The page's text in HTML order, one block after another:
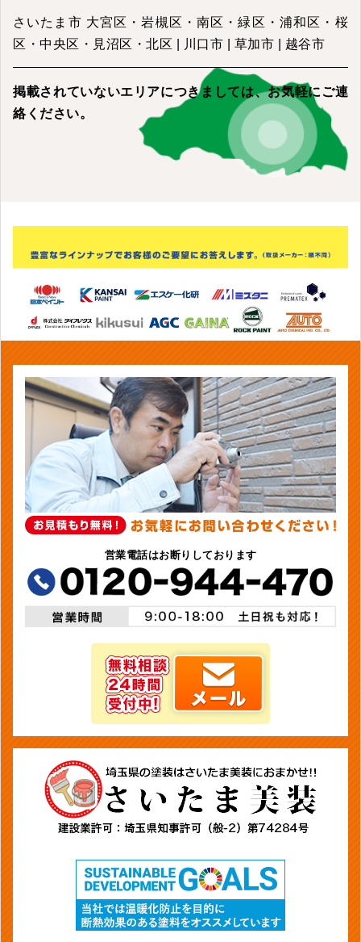
さいたま市 大宮区・岩槻区・南区・緑区・浦和区・桜
区・中央区・見沼区・北区 | 川口市 | 草加市 | 越谷市
掲載されていないエリアにつきましては、お気軽にご連
絡ください。
営業電話はお断りしております